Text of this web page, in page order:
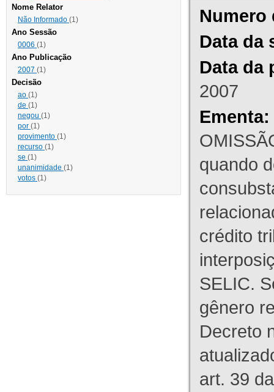
Nome Relator
Não Informado (1)
Ano Sessão
0006 (1)
Ano Publicação
2007 (1)
Decisão
ao (1)
de (1)
negou (1)
por (1)
provimento (1)
recurso (1)
se (1)
unanimidade (1)
votos (1)
Numero
Data da
Data da
2007
Ementa:
quando
crédito
SELIC.
gênero
Decreto
art. 39